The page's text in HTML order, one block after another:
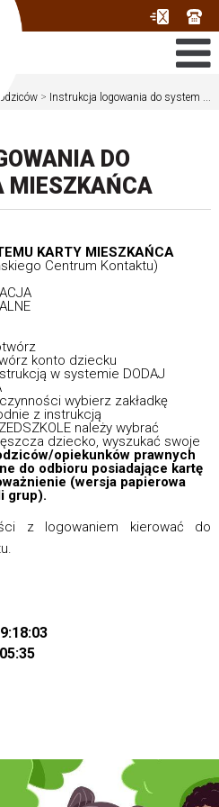
> Instrukcja logowania do system ...
DO
MIESZKAŃCA
KARTY MIESZKAŃCA
Centrum Kontaktu)
konto dziecku
w systemie DODAJ
wybierz zakładkę
z instrukcją
należy wybrać
dziecko, wyszukać swoje
opiekunków prawnych
do odbioru posiadające kartę
(wersja papierowa
grup).
z logowaniem kierować do